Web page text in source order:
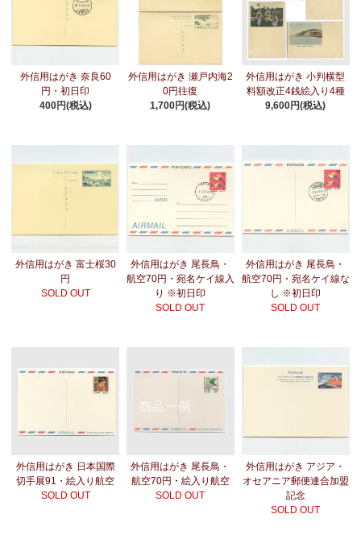
外信用はがき 奈良60
円・初日印
400円(税込)
外信用はがき 瀬戸内海2
0円往復
1,700円(税込)
外信用はがき 小判横型
料額改正4銭絵入り4種
9,600円(税込)
外信用はがき 富士桜30
円
SOLD OUT
外信用はがき 尾長鳥・
航空70円・宛名ケイ線入
り ※初日印
SOLD OUT
外信用はがき 尾長鳥・
航空70円・宛名ケイ線な
し ※初日印
SOLD OUT
外信用はがき 日本国際
切手展91・絵入り航空
SOLD OUT
外信用はがき 尾長鳥・
航空70円・絵入り航空
SOLD OUT
外信用はがき アジア・
オセアニア郵便連合加盟
記念
SOLD OUT